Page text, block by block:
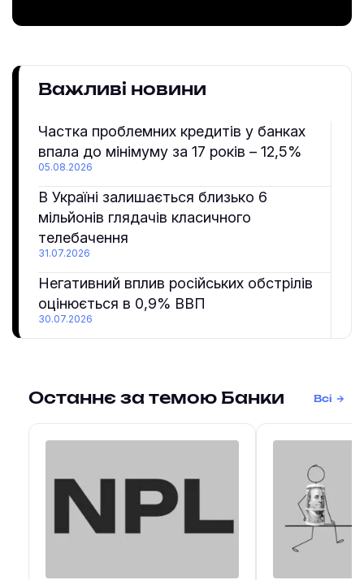
Важливі новини
Частка проблемних кредитів у банках
впала до мінімуму за 17 років – 12,5%
05.08.2026
В Україні залишається близько 6
мільйонів глядачів класичного
телебачення
31.07.2026
Негативний вплив російських обстрілів
оцінюється в 0,9% ВВП
30.07.2026
Останнє за темою Банки Всі